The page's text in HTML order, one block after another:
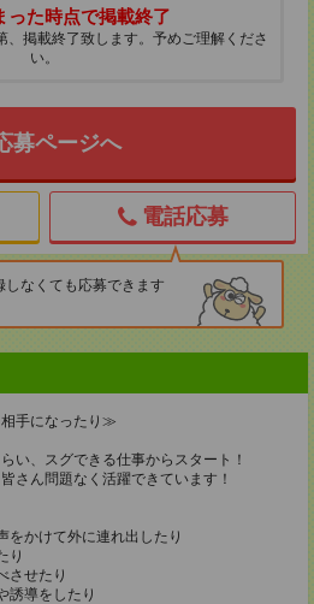
った時点で掲載終了
、掲載終了致します。予めご理解くださ
い。
募ページへ
電話応募
しなくても応募できます
手になったり≫
い、スグできる仕事からスタート！
さん問題なく活躍できています！
をかけて外に連れ出したり
り
させたり
誘導をしたり